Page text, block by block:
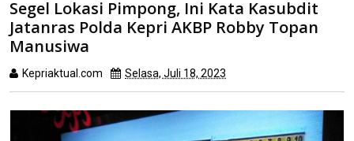
Segel Lokasi Pimpong, Ini Kata Kasubdit Jatanras Polda Kepri
AKBP Robby Topan Manusiwa
Segel Lokasi Pimpong, Ini Kata Kasubdit
Jatanras Polda Kepri AKBP Robby Topan
Manusiwa
Kepriaktual.com Selasa, Juli 18, 2023